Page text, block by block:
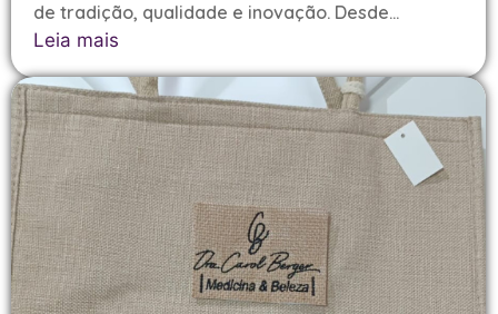
de tradição, qualidade e inovação. Desde...
Leia mais